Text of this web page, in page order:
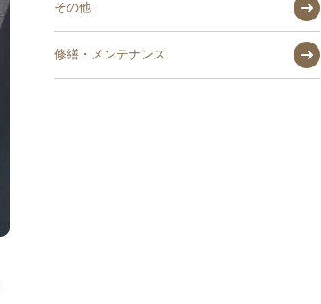
その他
修繕・メンテナンス